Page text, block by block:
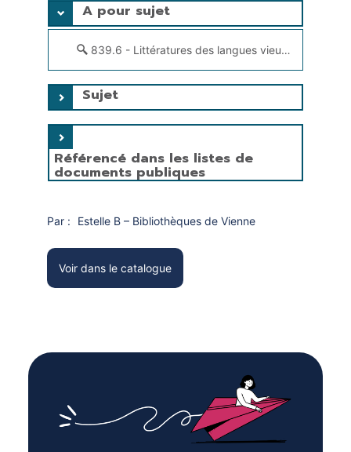
A pour sujet
839.6 - Littératures des langues vieux-norroise (vieil islandais), islandaise, féroïenne
Sujet
Référencé dans les listes de
documents publiques
Par : Estelle B – Bibliothèques de Vienne
Voir dans le catalogue